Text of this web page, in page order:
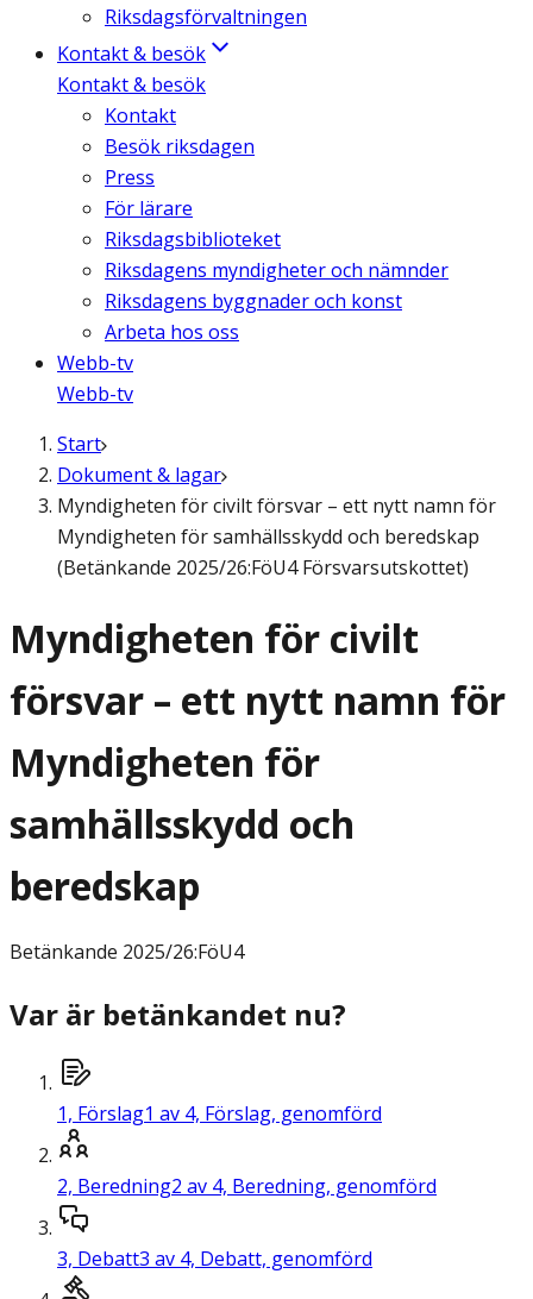
Riksdagsförvaltningen
Kontakt & besök
Kontakt & besök
Kontakt
Besök riksdagen
Press
För lärare
Riksdagsbiblioteket
Riksdagens myndigheter och nämnder
Riksdagens byggnader och konst
Arbeta hos oss
Webb-tv
Webb-tv
Start
Dokument & lagar
Myndigheten för civilt försvar – ett nytt namn för
Myndigheten för samhällsskydd och beredskap
(Betänkande 2025/26:FöU4 Försvarsutskottet)
Myndigheten för civilt
försvar – ett nytt namn för
Myndigheten för
samhällsskydd och
beredskap
Betänkande 2025/26:FöU4
Var är betänkandet nu?
1, Förslag1 av 4, Förslag, genomförd
2, Beredning2 av 4, Beredning, genomförd
3, Debatt3 av 4, Debatt, genomförd